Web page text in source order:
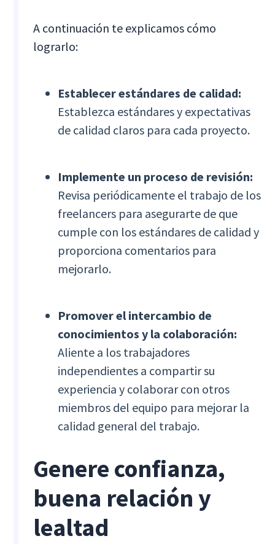
A continuación te explicamos cómo
lograrlo:
Establecer estándares de calidad:
Establezca estándares y expectativas
de calidad claros para cada proyecto.
Implemente un proceso de revisión:
Revisa periódicamente el trabajo de los
freelancers para asegurarte de que
cumple con los estándares de calidad y
proporciona comentarios para
mejorarlo.
Promover el intercambio de
conocimientos y la colaboración:
Aliente a los trabajadores
independientes a compartir su
experiencia y colaborar con otros
miembros del equipo para mejorar la
calidad general del trabajo.
Genere confianza,
buena relación y
lealtad